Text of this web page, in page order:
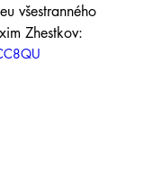
všestranného
Zhestkov: